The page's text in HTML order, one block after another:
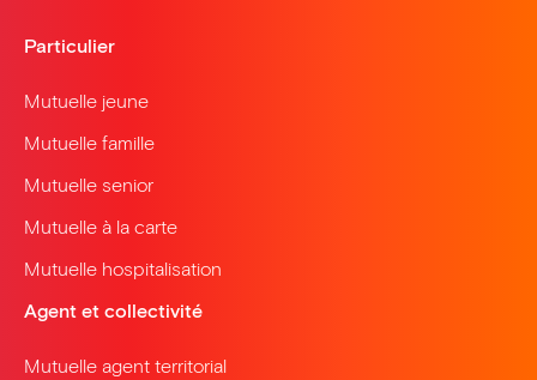
Particulier
Mutuelle jeune
Mutuelle famille
Mutuelle senior
Mutuelle à la carte
Mutuelle hospitalisation
Agent et collectivité
Mutuelle agent territorial